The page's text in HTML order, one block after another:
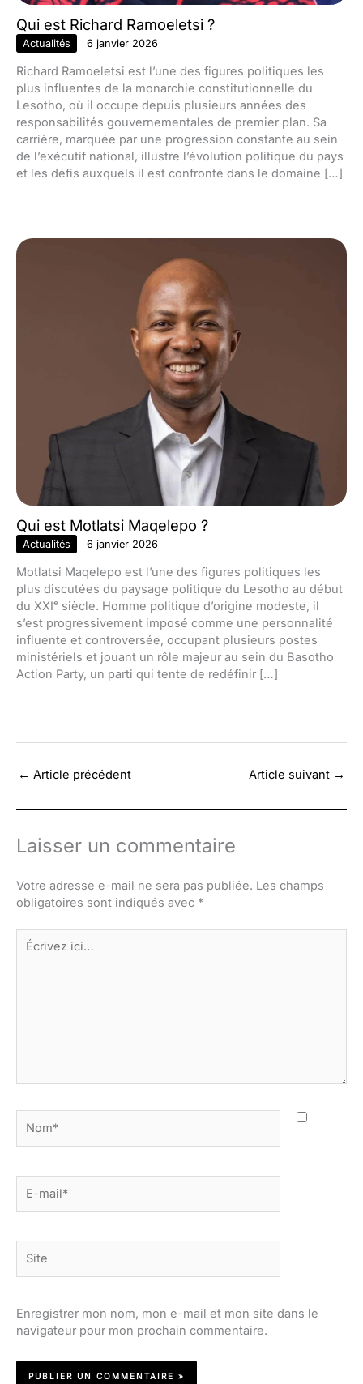
Qui est Richard Ramoeletsi ?
Actualités 6 janvier 2026
Richard Ramoeletsi est l’une des figures politiques les
plus influentes de la monarchie constitutionnelle du
Lesotho, où il occupe depuis plusieurs années des
responsabilités gouvernementales de premier plan. Sa
carrière, marquée par une progression constante au sein
de l’exécutif national, illustre l’évolution politique du pays
et les défis auxquels il est confronté dans le domaine […]
Qui est Motlatsi Maqelepo ?
Actualités 6 janvier 2026
Motlatsi Maqelepo est l’une des figures politiques les
plus discutées du paysage politique du Lesotho au début
du XXIᵉ siècle. Homme politique d’origine modeste, il
s’est progressivement imposé comme une personnalité
influente et controversée, occupant plusieurs postes
ministériels et jouant un rôle majeur au sein du Basotho
Action Party, un parti qui tente de redéfinir […]
← Article précédent Article suivant →
Laisser un commentaire
Votre adresse e-mail ne sera pas publiée. Les champs
obligatoires sont indiqués avec *
Écrivez
ici…
mail*
Enregistrer mon nom, mon e-mail et mon site dans le
navigateur pour mon prochain commentaire.